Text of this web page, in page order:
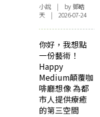
小說 | by 鄧皓
天 | 2026-07-24
你好，我想點
一份藝術！
Happy
Medium顛覆咖
啡廳想像 為都
市人提供療癒
的第三空間